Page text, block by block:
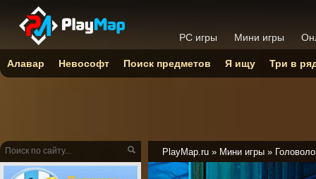
PlayMap.ru » Мини игры »
PC игры Мини игры
Алавар Невософт Поиск предметов Я ищу Три в